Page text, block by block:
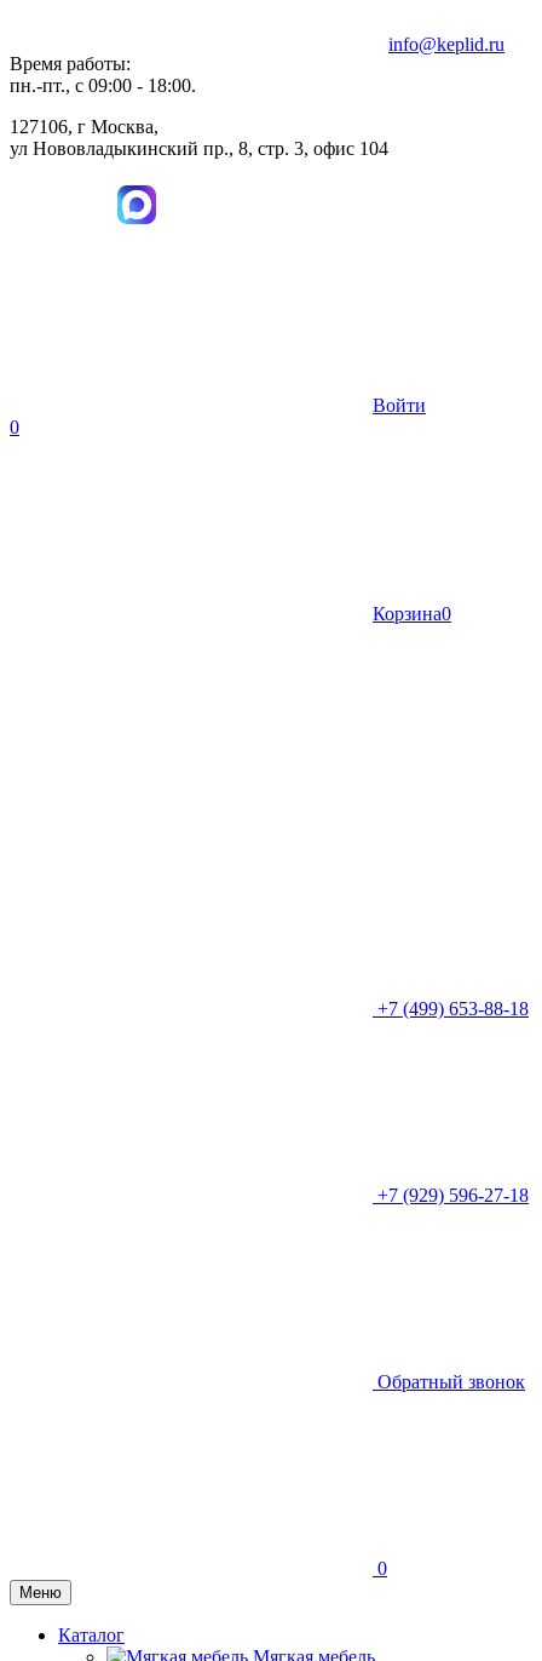
Время работы:
пн.-пт., с 09:00 - 18:00.
127106, г Москва,
ул Нововладыкинский пр., 8, стр. 3, офис 104
info@keplid.ru
Войти
0
Корзина0
+7 (499) 653-88-18
+7 (929) 596-27-18
Обратный звонок
0
Меню
Каталог
Мягкая мебель